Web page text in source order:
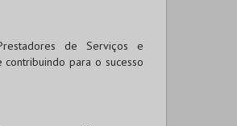
de Serviços e
para o sucesso